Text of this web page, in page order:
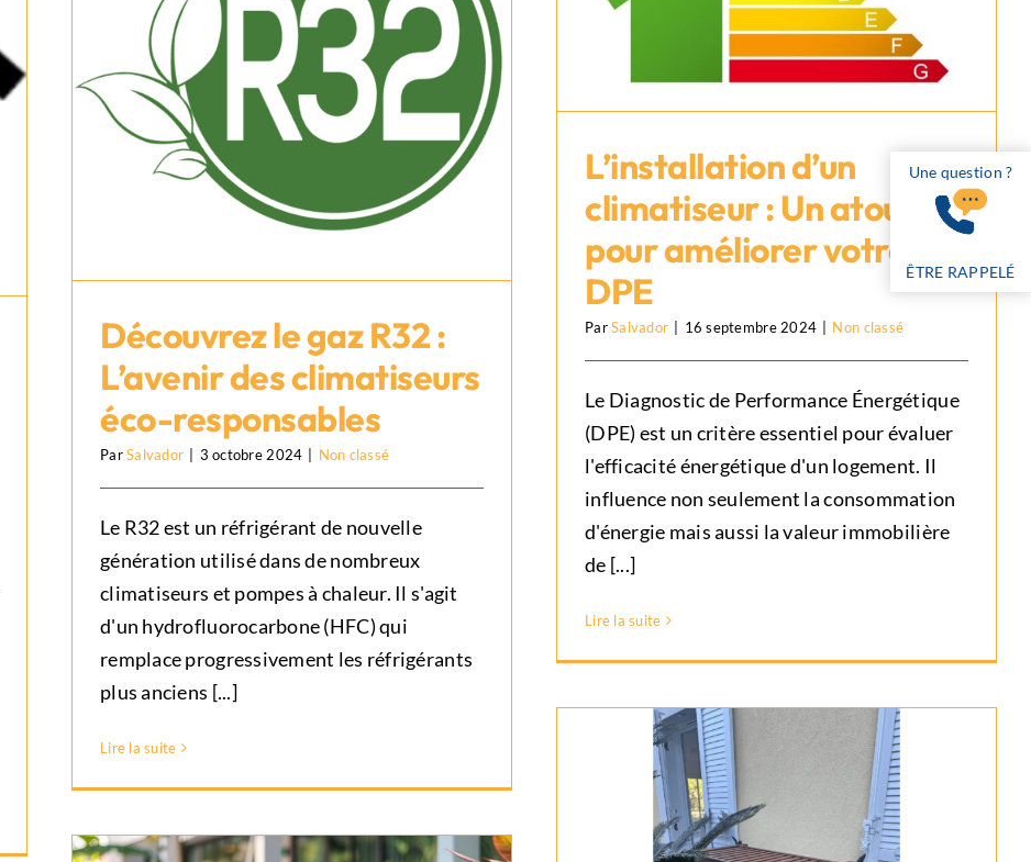
Une question ?
ÊTRE RAPPELÉ
Découvrez le gaz R32 : L’avenir
des climatiseurs éco-
responsables
Non classé
Découvrez le gaz R32 :
L’avenir des climatiseurs
éco-responsables
ParSalvador 3 octobre 2024 Non classé
Le R32 est un réfrigérant de nouvelle
génération utilisé dans de nombreux
climatiseurs et pompes à chaleur. Il s'agit
d'un hydrofluorocarbone (HFC) qui
remplace progressivement les réfrigérants
plus anciens [...]
Lire la suite
L’installation d’un climatiseur :
Un atout pour améliorer votre
DPE
L’installation d’un
climatiseur : Un atout
pour améliorer votre
DPE
ParSalvador 16 septembre 2024 Non classé
Le Diagnostic de Performance Énergétique
(DPE) est un critère essentiel pour évaluer
l'efficacité énergétique d'un logement. Il
influence non seulement la consommation
d'énergie mais aussi la valeur immobilière
de [...]
Lire la suite